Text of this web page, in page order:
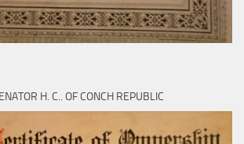
H. C.. OF CONCH REPUBLIC